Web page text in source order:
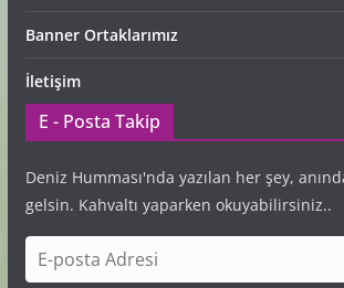
Banner Ortaklarımız
İletişim
E - Posta Takip
Deniz Humması'nda yazılan her şey,
gelsin. Kahvaltı yaparken okuyabilirsiniz..
-